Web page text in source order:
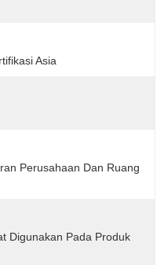
Asia
Perusahaan Dan Ruang
Digunakan Pada Produk